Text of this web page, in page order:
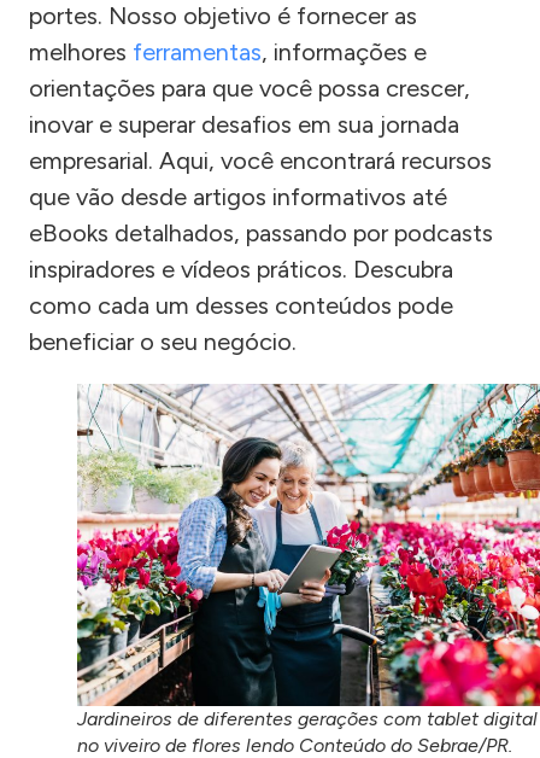
portes. Nosso objetivo é fornecer as
melhores ferramentas, informações e
orientações para que você possa crescer,
inovar e superar desafios em sua jornada
empresarial. Aqui, você encontrará recursos
que vão desde artigos informativos até
eBooks detalhados, passando por podcasts
inspiradores e vídeos práticos. Descubra
como cada um desses conteúdos pode
beneficiar o seu negócio.
Jardineiros de diferentes gerações com tablet digital
no viveiro de flores lendo Conteúdo do Sebrae/PR.